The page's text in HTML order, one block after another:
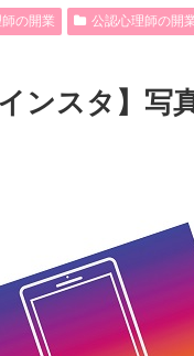
の開業 公認心理師の開
インスタ】